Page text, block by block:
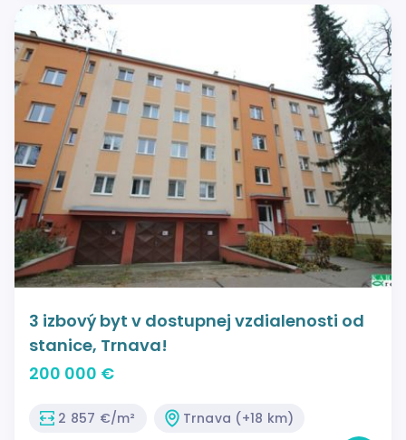
3 izbový byt v dostupnej vzdialenosti od
stanice, Trnava!
200 000 €
2 857 €/m²
Trnava (+18 km)